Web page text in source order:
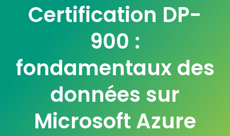
Certification DP-
900 :
fondamentaux des
données sur
Microsoft Azure